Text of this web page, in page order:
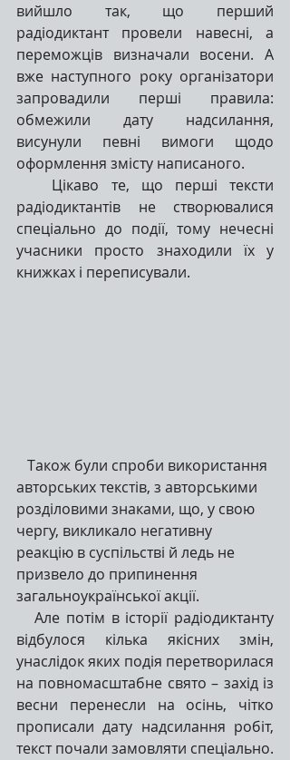
вийшло так, що перший
радіодиктант провели навесні, а
переможців визначали восени. А
вже наступного року організатори
запровадили перші правила:
обмежили дату надсилання,
висунули певні вимоги щодо
оформлення змісту написаного.
радіодиктантів не створювалися
спеціально до події, тому нечесні
учасники просто знаходили їх у
книжках і переписували.
авторських текстів, з авторськими
розділовими знаками, що, у свою
чергу, викликало негативну
реакцію в суспільстві й ледь не
призвело до припинення
загальноукраїнської акції.
   Але потім в історії радіодиктанту
відбулося кілька якісних змін,
унаслідок яких подія перетворилася
на повномасштабне свято – захід із
весни перенесли на осінь, чітко
прописали дату надсилання робіт,
текст почали замовляти спеціально.